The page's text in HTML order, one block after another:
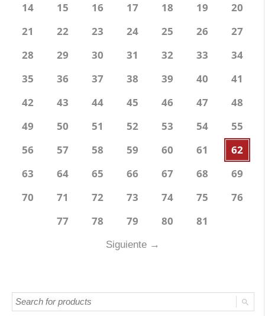
14
15 16 17 18 19
20
21
22 23 24 25 26
27
28
29 30 31 32 33
34
35
36 37 38 39 40
41
42
43 44 45 46 47
48
49
50 51 52 53 54
55
56
57 58 59 60 61
62
63
64 65 66 67 68
69
70
71 72 73 74 75
76
77
78 79 80 81
Siguiente →